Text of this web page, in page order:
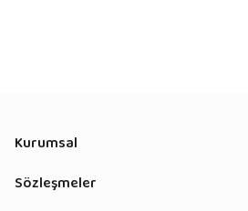
Kurumsal
Sözleşmeler